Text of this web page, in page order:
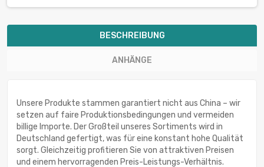
BESCHREIBUNG
ANHÄNGE
Unsere Produkte stammen garantiert nicht aus China – wir
setzen auf faire Produktionsbedingungen und vermeiden
billige Importe. Der Großteil unseres Sortiments wird in
Deutschland gefertigt, was für eine konstant hohe Qualität
sorgt. Gleichzeitig profitieren Sie von attraktiven Preisen
und einem hervorragenden Preis-Leistungs-Verhältnis.